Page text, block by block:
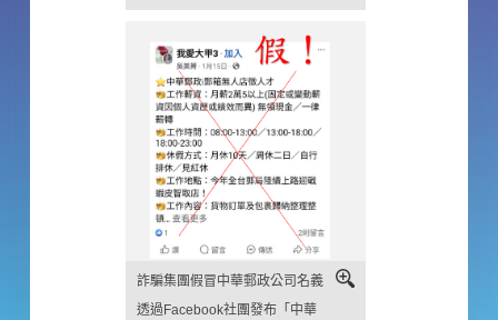
詐騙集團假冒中華郵政公司名義
透過Facebook社團發布「中華